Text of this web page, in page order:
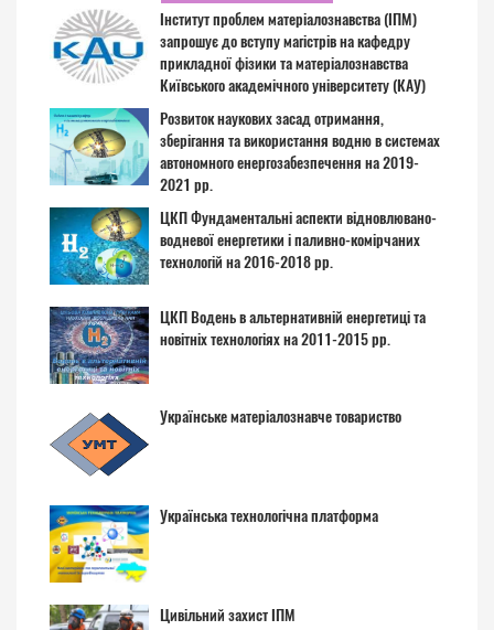
Інститут проблем матеріалознавства (ІПМ)
запрошує до вступу магістрів на кафедру
прикладної фізики та матеріалознавства
Київського академічного університету (КАУ)
Розвиток наукових засад отримання,
зберігання та використання водню в системах
автономного енергозабезпечення на 2019-
2021 рр.
ЦКП Фундаментальні аспекти відновлювано-
водневої енергетики і паливно-комірчаних
технологій на 2016-2018 рр.
ЦКП Водень в альтернативній енергетиці та
новітніх технологіях на 2011-2015 рр.
Українське матеріалознавче товариство
Українська технологічна платформа
Цивільний захист ІПМ